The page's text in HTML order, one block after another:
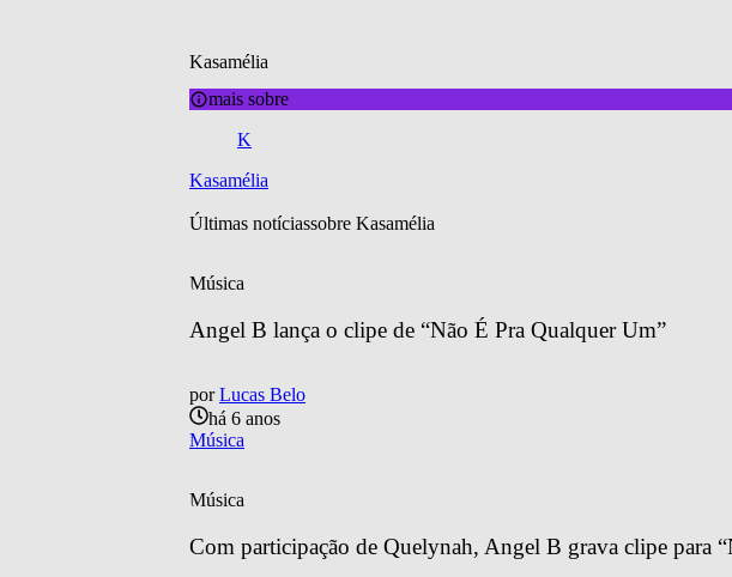
Kasamélia
mais sobre
K
Kasamélia
Últimas notíciassobre Kasamélia
Música
Angel B lança o clipe de “Não É Pra Qualquer Um”
por Lucas Belo
há 6 anos
Música
Música
Com participação de Quelynah, Angel B grava clipe para